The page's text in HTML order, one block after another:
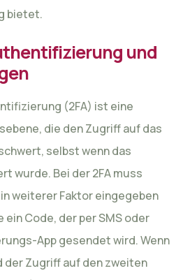
bietet.
und
(2FA) ist eine
die den Zugriff auf das
selbst wenn das
wurde. Bei der 2FA muss
weiterer Faktor eingegeben
Code, der per SMS oder
App gesendet wird. Wenn
der Zugriff auf den zweiten